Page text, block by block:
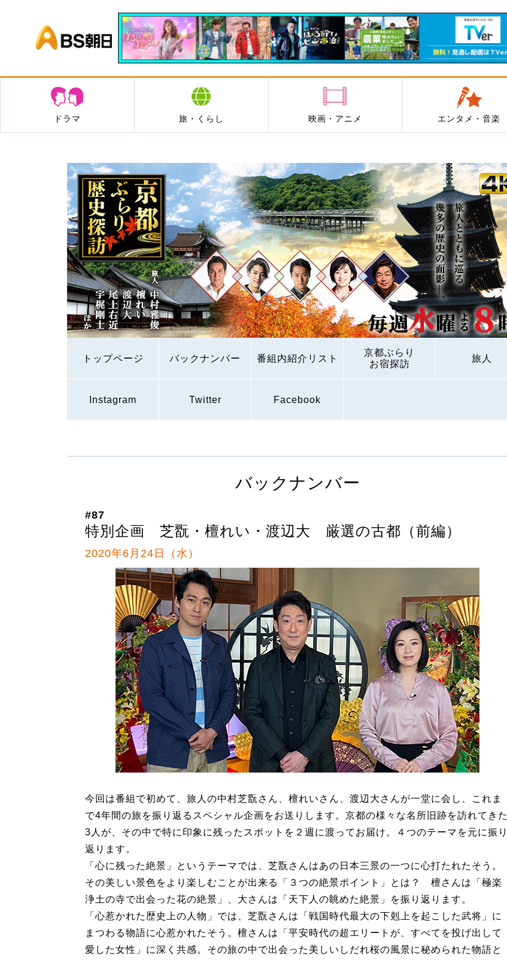
BS朝日
ドラマ 旅・くらし 映画・アニメ エンタメ・音楽
トップページ バックナンバー 番組内紹介リスト
京都ぶらり
お宿探訪
旅人
Instagram Twitter Facebook
バックナンバー
#87
特別企画 芝翫・檀れい・渡辺大 厳選の古都（前編）
2020年6月24日（水）
今回は番組で初めて、旅人の中村芝翫さん、檀れいさん、渡辺大さんが一堂に会し、これま
で4年間の旅を振り返るスペシャル企画をお送りします。京都の様々な名所旧跡を訪れてきた
3人が、その中で特に印象に残ったスポットを２週に渡ってお届け。４つのテーマを元に振り
返ります。
「心に残った絶景」というテーマでは、芝翫さんはあの日本三景の一つに心打たれたそう。
その美しい景色をより楽しむことが出来る「３つの絶景ポイント」とは？ 檀さんは「極楽
浄土の寺で出会った花の絶景」、大さんは「天下人の眺めた絶景」を振り返ります。
「心惹かれた歴史上の人物」では、芝翫さんは「戦国時代最大の下剋上を起こした武将」に
まつわる物語に心惹かれたそう。檀さんは「平安時代の超エリートが、すべてを投げ出して
愛した女性」に深く共感。その旅の中で出会った美しいしだれ桜の風景に秘められた物語と